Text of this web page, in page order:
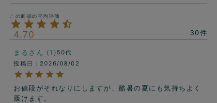
4.70 30
まる 1
50代
投稿日
2026/08/02
お値段がそれなりにしますが、酷暑の夏にも気持ちよく
履けます。